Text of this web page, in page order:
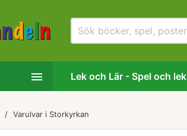
 Lek och Lär - Spel och lek
Varulvar i Storkyrkan